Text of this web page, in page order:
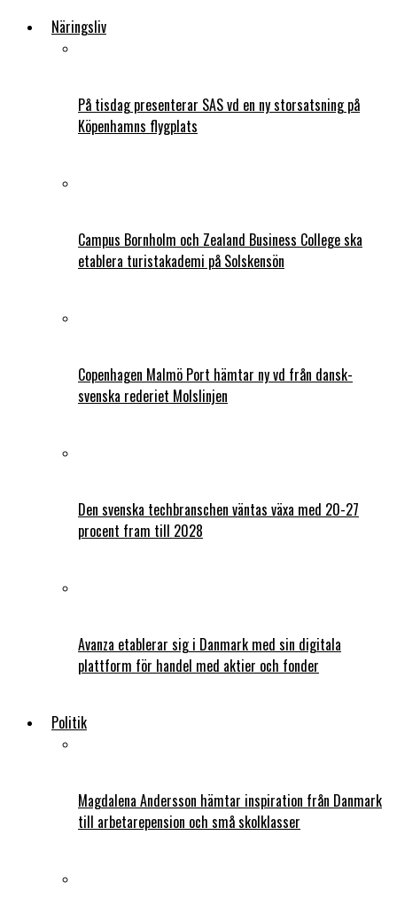
Näringsliv
På tisdag presenterar SAS vd en ny storsatsning på
Köpenhamns flygplats
Campus Bornholm och Zealand Business College ska
etablera turistakademi på Solskensön
Copenhagen Malmö Port hämtar ny vd från dansk-
svenska rederiet Molslinjen
Den svenska techbranschen väntas växa med 20-27
procent fram till 2028
Avanza etablerar sig i Danmark med sin digitala
plattform för handel med aktier och fonder
Politik
Magdalena Andersson hämtar inspiration från Danmark
till arbetarepension och små skolklasser